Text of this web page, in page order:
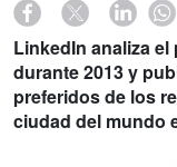
LinkedIn analiza
durante 2013 y
preferidos de los
ciudad del mundo